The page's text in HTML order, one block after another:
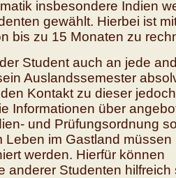
insbesondere Indien
gewählt. Hierbei ist
bis zu 15 Monaten zu
Student auch an jede
Auslandssemester
Kontakt zu dieser
Informationen über
und Prüfungsordnung
Leben im Gastland müssen
werden. Hierfür können
anderer Studenten hilfreich